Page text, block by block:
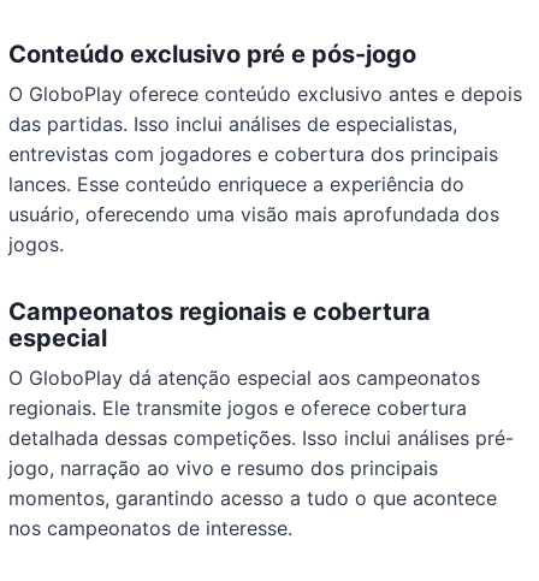
Conteúdo exclusivo pré e pós-jogo
O GloboPlay oferece conteúdo exclusivo antes e depois
das partidas. Isso inclui análises de especialistas,
entrevistas com jogadores e cobertura dos principais
lances. Esse conteúdo enriquece a experiência do
usuário, oferecendo uma visão mais aprofundada dos
jogos.
Campeonatos regionais e cobertura
especial
O GloboPlay dá atenção especial aos campeonatos
regionais. Ele transmite jogos e oferece cobertura
detalhada dessas competições. Isso inclui análises pré-
jogo, narração ao vivo e resumo dos principais
momentos, garantindo acesso a tudo o que acontece
nos campeonatos de interesse.